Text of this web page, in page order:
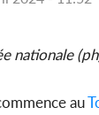
nationale
au